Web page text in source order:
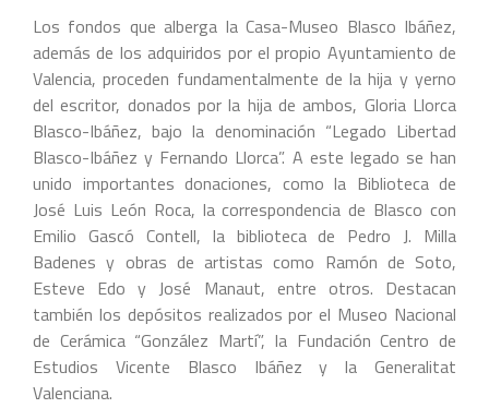
Los fondos que alberga la Casa-Museo Blasco Ibáñez,
además de los adquiridos por el propio Ayuntamiento de
Valencia, proceden fundamentalmente de la hija y yerno
del escritor, donados por la hija de ambos, Gloria Llorca
Blasco-Ibáñez, bajo la denominación “Legado Libertad
Blasco-Ibáñez y Fernando Llorca”. A este legado se han
unido importantes donaciones, como la Biblioteca de
José Luis León Roca, la correspondencia de Blasco con
Emilio Gascó Contell, la biblioteca de Pedro J. Milla
Badenes y obras de artistas como Ramón de Soto,
Esteve Edo y José Manaut, entre otros. Destacan
también los depósitos realizados por el Museo Nacional
de Cerámica “González Martí”, la Fundación Centro de
Estudios Vicente Blasco Ibáñez y la Generalitat
Valenciana.